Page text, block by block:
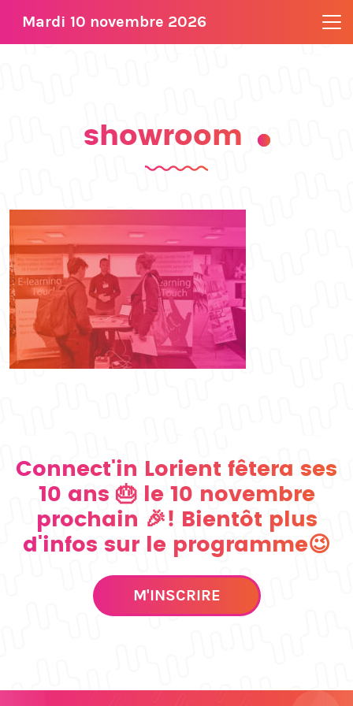
Mardi 10 novembre 2026
showroom
Connect'in Lorient fêtera ses
10 ans 🎂 le 10 novembre
prochain 🎉! Bientôt plus
d'infos sur le programme😉
M'INSCRIRE